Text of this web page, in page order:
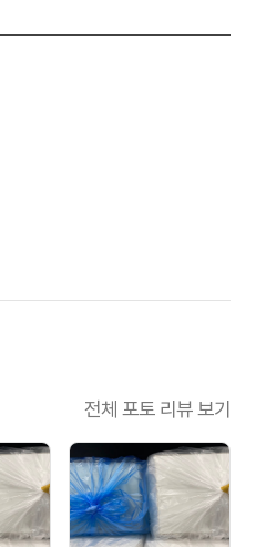
전체 포토 리뷰 보기